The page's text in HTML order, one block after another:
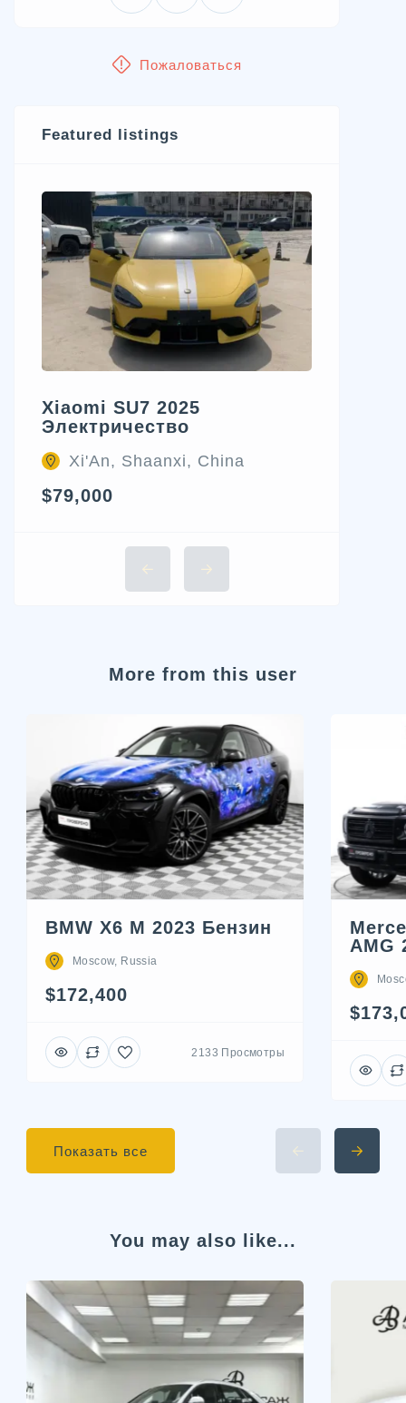
Пожаловаться
Featured listings
Xiaomi SU7 2025
Электричество
Xi'An, Shaanxi, China
$79,000
More from this user
BMW X6 M 2023 Бензин
Moscow, Russia
$172,400
2133 Просмотры
AMG
Показать все
You may also like...